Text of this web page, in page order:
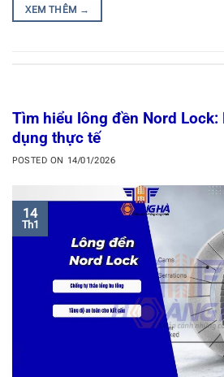
XEM THÊM →
Tìm hiểu lông đền Nord Lock:
dụng thực tế
POSTED ON 14/01/2026
14
Th1